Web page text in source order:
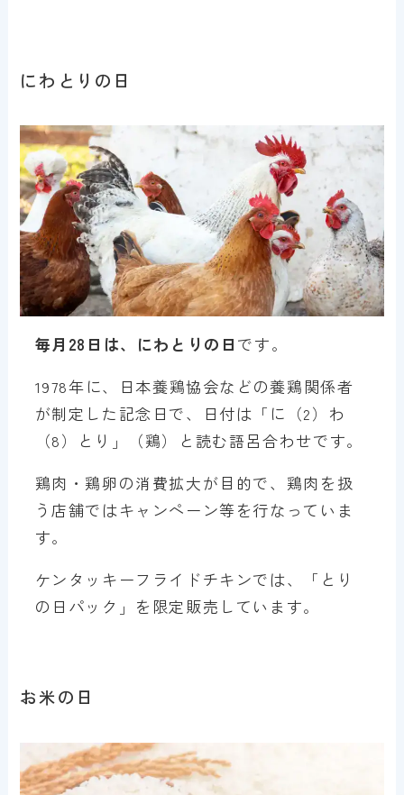
にわとりの日
毎月28日は、にわとりの日 です。
1978年に、日本養鶏協会などの養鶏関係者
が制定した記念日で、日付は「に（2）わ
（8）とり」（鶏）と読む語呂合わせです。
鶏肉・鶏卵の消費拡大が目的で、鶏肉を扱
う店舗ではキャンペーン等を行なっていま
す。
ケンタッキーフライドチキンでは、「とり
の日パック」を限定販売しています。
お米の日